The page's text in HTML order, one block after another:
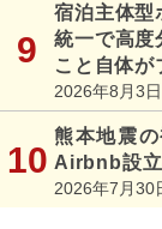
宿泊主体
統一で高度
こと自体が
2026年8月3日
熊本地震
Airbnb設立
2026年7月30